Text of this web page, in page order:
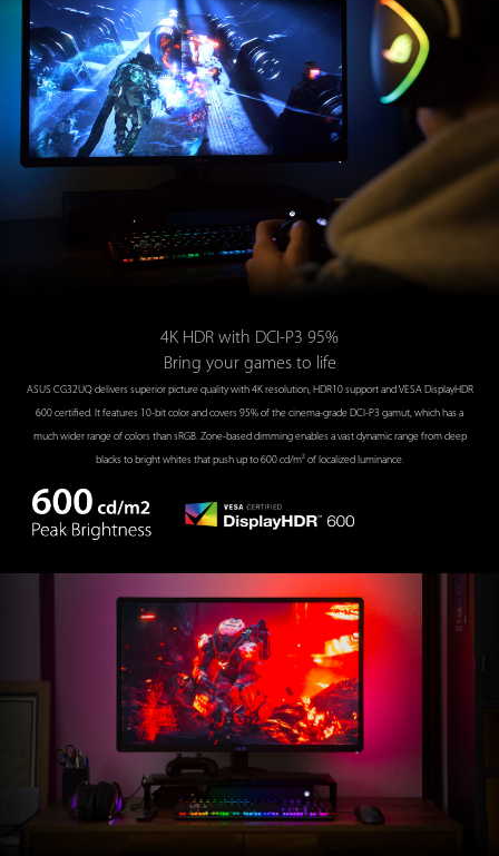
4K HDR with DCI-P3 95%
Bring your games to life
ASUS CG32UQ delivers superior picture quality with 4K resolution, HDR10 support and VESA DisplayHDR
600 certified. It features 10-bit color and covers 95% of the cinema-grade DCI-P3 gamut, which has a
much wider range of colors than sRGB. Zone-based dimming enables a vast dynamic range from deep
blacks to bright whites that push up to 600 cd/m² of localized luminance.